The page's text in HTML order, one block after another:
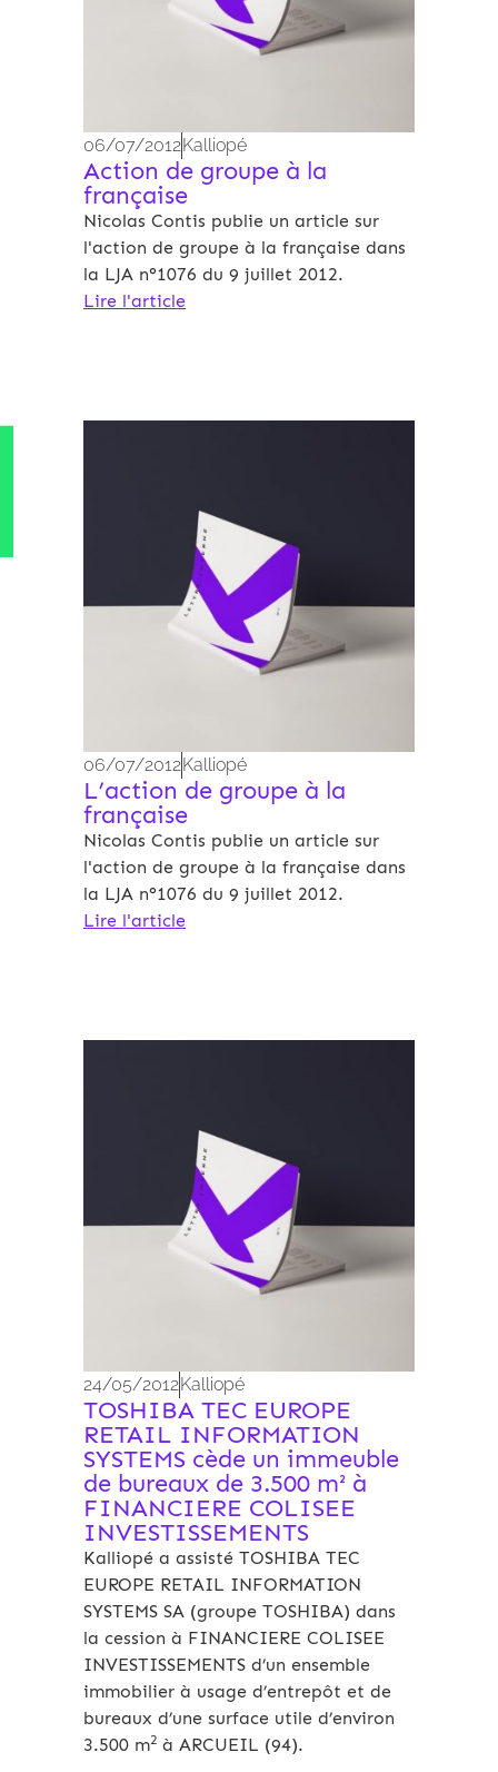
06/07/2012Kalliopé
Action de groupe à la
française
Nicolas Contis publie un article sur
l'action de groupe à la française dans
la LJA n°1076 du 9 juillet 2012.
Lire l'article
06/07/2012Kalliopé
L’action de groupe à la
française
Nicolas Contis publie un article sur
l'action de groupe à la française dans
la LJA n°1076 du 9 juillet 2012.
Lire l'article
24/05/2012Kalliopé
TOSHIBA TEC EUROPE
RETAIL INFORMATION
SYSTEMS cède un immeuble
de bureaux de 3.500 m² à
FINANCIERE COLISEE
INVESTISSEMENTS
Kalliopé a assisté TOSHIBA TEC
EUROPE RETAIL INFORMATION
SYSTEMS SA (groupe TOSHIBA) dans
la cession à FINANCIERE COLISEE
INVESTISSEMENTS d’un ensemble
immobilier à usage d’entrepôt et de
bureaux d’une surface utile d’environ
3.500 m2 à ARCUEIL (94).